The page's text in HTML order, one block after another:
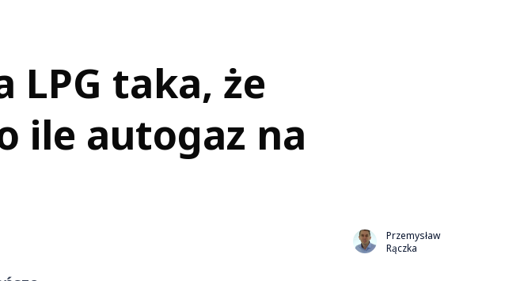
LPG taka, że
ile autogaz na
Przemysław
Rączka